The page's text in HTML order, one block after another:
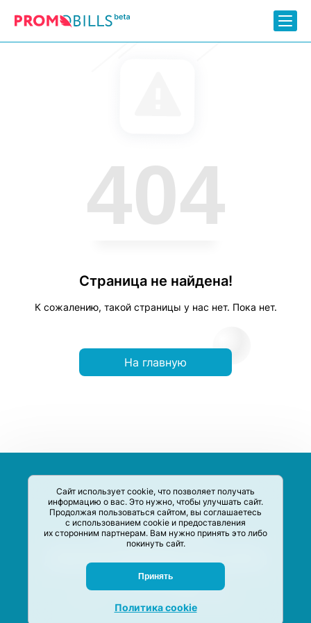
Сайт использует cookie, что позволяет получать
информацию о вас. Это нужно, чтобы улучшать сайт.
Продолжая пользоваться сайтом, вы соглашаетесь
с использованием cookie и предоставления
их сторонним партнерам. Вам нужно принять это либо
покинуть сайт.
Принять
Политика cookie
404
Страница не найдена!
К сожалению, такой страницы у нас нет. Пока нет.
На главную
систематизации акций и скидок на товары и услуги в РФ
Задать вопрос
© M-Social production 2020 –2026